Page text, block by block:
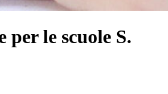
per le scuole S.